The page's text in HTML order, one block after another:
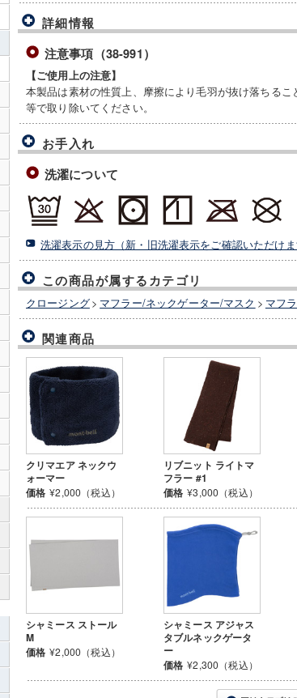
詳細情報
注意事項（38-991）
【ご使用上の注意】
本製品は素材の性質上、摩擦により毛羽が抜け落ちる
等で取り除いてください。
お手入れ
洗濯について
洗濯表示の見方（新・旧洗濯表示をご確認いただけま
この商品が属するカテゴリ
クロージング> マフラー/ネックゲーター/マスク > マフ
関連商品
クリマエア ネックウ
ォーマー
価格 ¥2,000（税込）
リブニット ライトマ
フラー #1
価格 ¥3,000（税込）
シャミース ストール
M
価格 ¥2,000（税込）
シャミース アジャス
タブルネックゲータ
ー
価格 ¥2,300（税込）